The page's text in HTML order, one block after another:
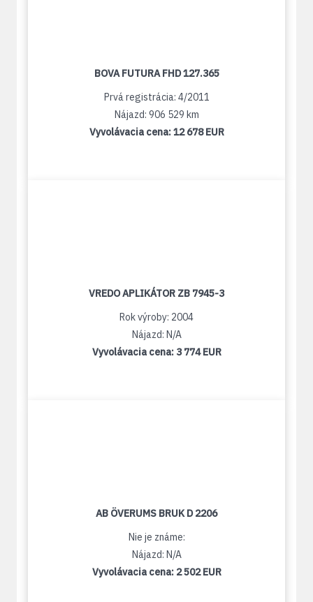
BOVA FUTURA FHD 127.365
Prvá registrácia: 4/2011
Nájazd: 906 529 km
Vyvolávacia cena:12 678 EUR
VREDO APLIKÁTOR ZB 7945-3
Rok výroby: 2004
Nájazd: N/A
Vyvolávacia cena: 3 774 EUR
AB ÖVERUMS BRUK D 2206
Nie je známe:
Nájazd: N/A
Vyvolávacia cena: 2 502 EUR